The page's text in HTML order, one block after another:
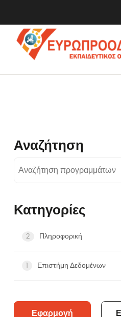
Αναζήτηση
Κατηγορίες
Πληροφορική
2
Επιστήμη Δεδομένων
1
Εφαρμογή